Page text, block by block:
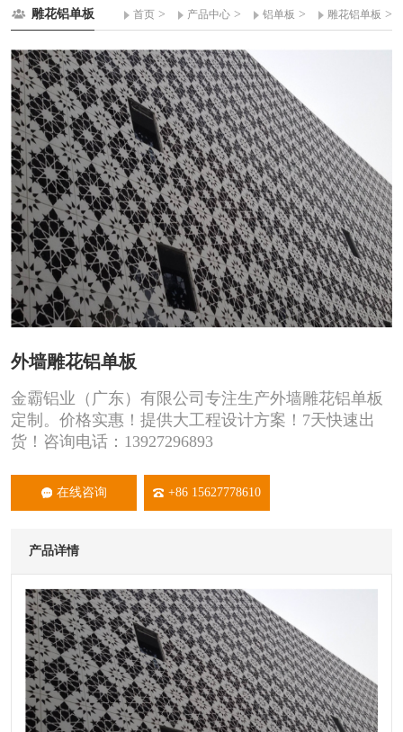
雕花铝单板 首页 > 产品中心 > 铝单板 > 雕花铝单板 >
外墙雕花铝单板
金霸铝业（广东）有限公司专注生产外墙雕花铝单板
定制。价格实惠！提供大工程设计方案！7天快速出
货！咨询电话：13927296893
在线咨询 +86 15627778610
产品详情